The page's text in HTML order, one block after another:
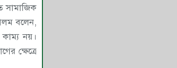
সামাজিক
বলেন,
নয়।
ক্ষেত্রে